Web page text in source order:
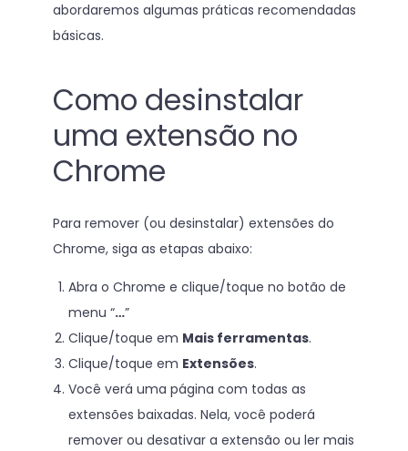
abordaremos algumas práticas recomendadas
básicas.
Como desinstalar
uma extensão no
Chrome
Para remover (ou desinstalar) extensões do
Chrome, siga as etapas abaixo:
Abra o Chrome e clique/toque no botão de
menu “…”
Clique/toque em Mais ferramentas.
Clique/toque em Extensões.
Você verá uma página com todas as
extensões baixadas. Nela, você poderá
remover ou desativar a extensão ou ler mais